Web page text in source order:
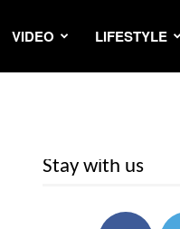
VIDEO LIFESTYLE
Stay with us